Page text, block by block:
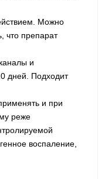
Можно
что препарат
и
дней. Подходит
и при
реже
воспаление,